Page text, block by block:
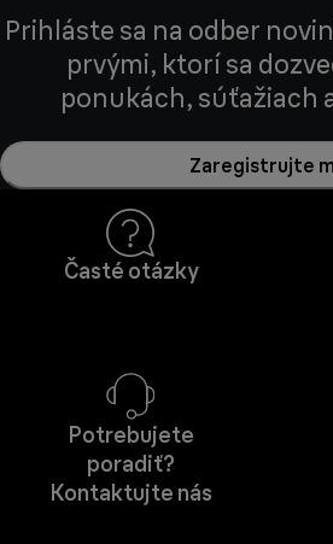
Prihláste sa na odber
prvými, ktorí sa
ponukách, súťažiach
Zaregistrujte
Časté otázky
Potrebujete
poradiť?
Kontaktujte nás